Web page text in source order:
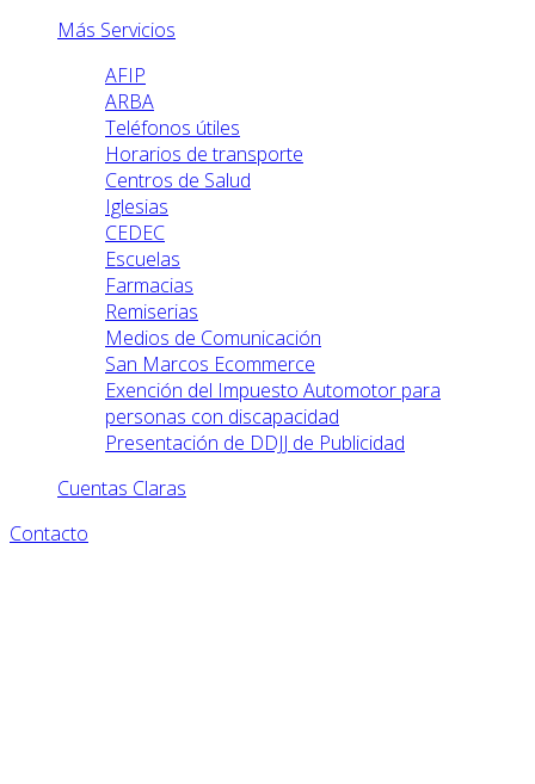
Más Servicios
AFIP
ARBA
Teléfonos útiles
Horarios de transporte
Centros de Salud
Iglesias
CEDEC
Escuelas
Farmacias
Remiserias
Medios de Comunicación
San Marcos Ecommerce
Exención del Impuesto Automotor para
personas con discapacidad
Presentación de DDJJ de Publicidad
Cuentas Claras
Contacto